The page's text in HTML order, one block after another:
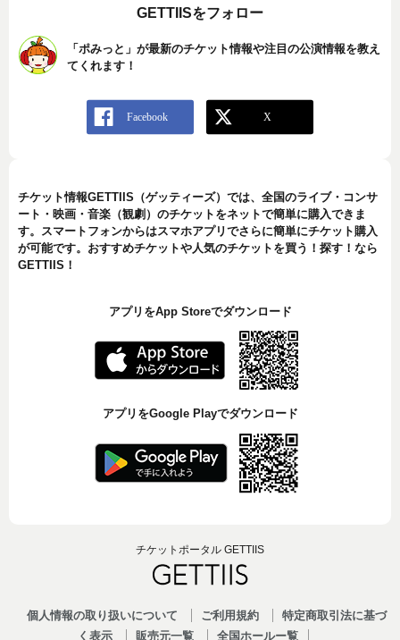
GETTIISをフォロー
「ポみっと」が最新のチケット情報や注目の公演情報を教え
てくれます！
チケット情報GETTIIS（ゲッティーズ）では、全国のライブ・コンサ
ート・映画・音楽（観劇）のチケットをネットで簡単に購入できま
す。スマートフォンからはスマホアプリでさらに簡単にチケット購入
が可能です。おすすめチケットや人気のチケットを買う！探す！なら
GETTIIS！
アプリをApp Storeでダウンロード
アプリをGoogle Playでダウンロード
チケットポータル GETTIIS
個人情報の取り扱いについて ご利用規約
特定商取引法に基づ
く表示
販売元一覧 全国ホールー覧